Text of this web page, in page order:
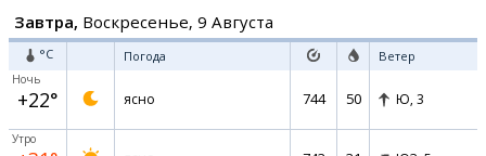
Завтра, Воскресенье, 9 Августа
°C Погода Ветер
Ночь
+22° ясно 744 50 Ю, 3
Утро